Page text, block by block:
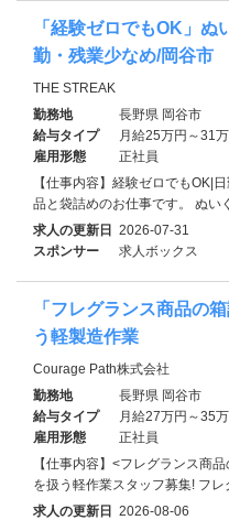
「経験ゼロでもOK」ぬ
勤・残業少なめ/岡谷市
THE STREAK
勤務地
長野県 岡谷市
給与タイプ
月給25万円～31
雇用形態
正社員
【仕事内容】経験ゼロでもOK|
品と袋詰めのお仕事です。 ぬい
求人の更新日 2026-07-31
スポンサー
求人ボックス
「フレグランス商品の
う軽製造作業
Courage Path株式会社
勤務地
長野県 岡谷市
給与タイプ
月給27万円～35
雇用形態
正社員
【仕事内容】<フレグランス商
を扱う軽作業スタッフ募集! フレ
求人の更新日 2026-08-06